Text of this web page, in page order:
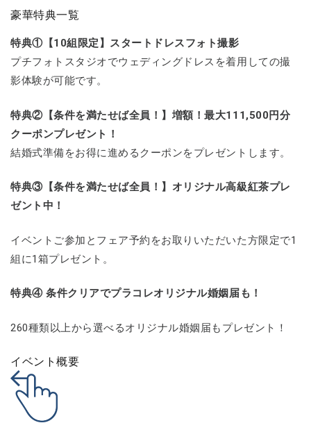
豪華特典一覧
特典①【10組限定】スタートドレスフォト撮影
プチフォトスタジオでウェディングドレスを着用しての撮
影体験が可能です。
特典②【条件を満たせば全員！】増額！最大111,500円分
クーポンプレゼント！
結婚式準備をお得に進めるクーポンをプレゼントします。
特典③【条件を満たせば全員！】オリジナル高級紅茶プレ
ゼント中！
イベントご参加とフェア予約をお取りいただいた方限定で1
組に1箱プレゼント。
特典④ 条件クリアでプラコレオリジナル婚姻届も！
260種類以上から選べるオリジナル婚姻届もプレゼント！
イベント概要